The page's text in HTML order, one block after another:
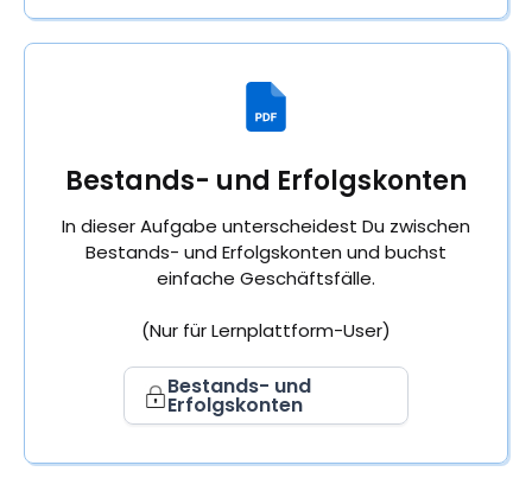
Bestands- und Erfolgskonten
In dieser Aufgabe unterscheidest Du zwischen
Bestands- und Erfolgskonten und buchst
einfache Geschäftsfälle.
(Nur für Lernplattform-User)
Bestands- und
Erfolgskonten